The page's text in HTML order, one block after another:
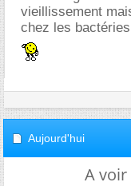
vieillissement
chez les
Aujourd'hui
A